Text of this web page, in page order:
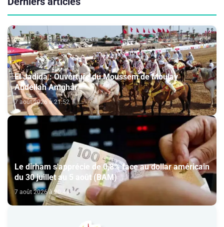
El Jadida : Ouverture du Moussem de Moulay
Abdellah Amghar
7 août 2026 à 21:52
Le dirham s'apprécie de 0,8% face au dollar américain
du 30 juillet au 5 août (BAM)
7 août 2026 à 20:49